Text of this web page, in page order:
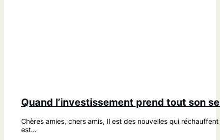
Quand l’investissement prend tout son
Chères amies, chers amis, Il est des nouvelles qui
est…